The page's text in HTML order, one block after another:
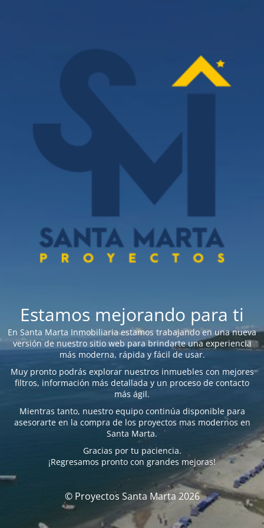
Estamos mejorando para ti
En Santa Marta Inmobiliaria estamos trabajando en una nueva
versión de nuestro sitio web para brindarte una experiencia
más moderna, rápida y fácil de usar.
Muy pronto podrás explorar nuestros inmuebles con mejores
filtros, información más detallada y un proceso de contacto
más ágil.
Mientras tanto, nuestro equipo continúa disponible para
asesorarte en la compra de los proyectos mas modernos en
Santa Marta.
Gracias por tu paciencia.
¡Regresamos pronto con grandes mejoras!
© Proyectos Santa Marta 2026